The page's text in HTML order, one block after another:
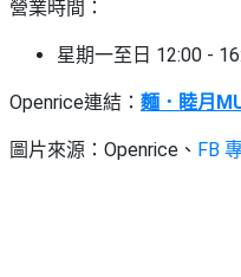
營業時間：
星期一至日 12:00 -
Openrice連結： 麵．睦月
圖片來源：Openrice、 FB